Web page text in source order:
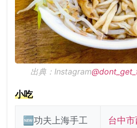
出典：Instagram
小吃
🆕功夫上海手工
台中